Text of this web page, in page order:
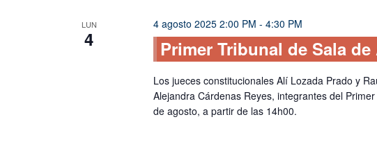
LUN
4
4 agosto 2025 2:00 PM - 4:30 PM
Primer Tribunal de Sala
Los jueces constitucionales Alí Lozada Prado y
Alejandra Cárdenas Reyes, integrantes del
de agosto, a partir de las 14h00.